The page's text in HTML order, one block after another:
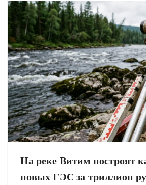
На реке Витим построят
новых ГЭС за триллион